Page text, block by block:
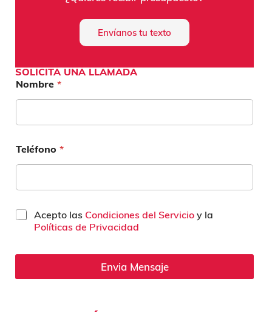
Envíanos tu texto
SOLICITA UNA LLAMADA
Nombre *
Teléfono *
C
l
a
Acepto las Condiciones del Servicio y la
Políticas de Privacidad
Envia Mensaje